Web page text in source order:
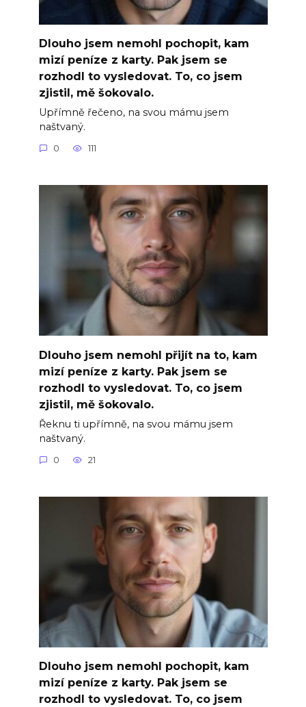
Dlouho jsem nemohl pochopit, kam
mizí peníze z karty. Pak jsem se
rozhodl to vysledovat. To, co jsem
zjistil, mě šokovalo.
Upřímně řečeno, na svou mámu jsem
naštvaný.
0 111
Dlouho jsem nemohl přijít na to, kam
mizí peníze z karty. Pak jsem se
rozhodl to vysledovat. To, co jsem
zjistil, mě šokovalo.
Řeknu ti upřímně, na svou mámu jsem
naštvaný.
0 21
Dlouho jsem nemohl pochopit, kam
mizí peníze z karty. Pak jsem se
rozhodl to vysledovat. To, co jsem